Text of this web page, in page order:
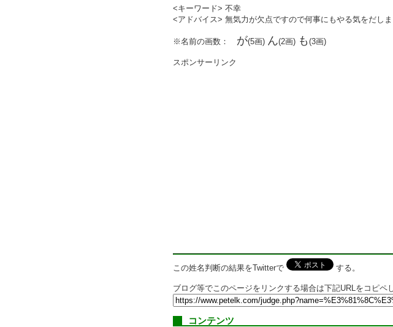
<キーワード> 不幸
<アドバイス> 無気力が欠点ですので何事にもやる気をだしま
※名前の画数： が(5画) ん(2画) も (3画)
スポンサーリンク
この姓名判断の結果をTwitterで する。
ブログ等でこのページをリンクする場合は下記URLをコピペ
コンテンツ